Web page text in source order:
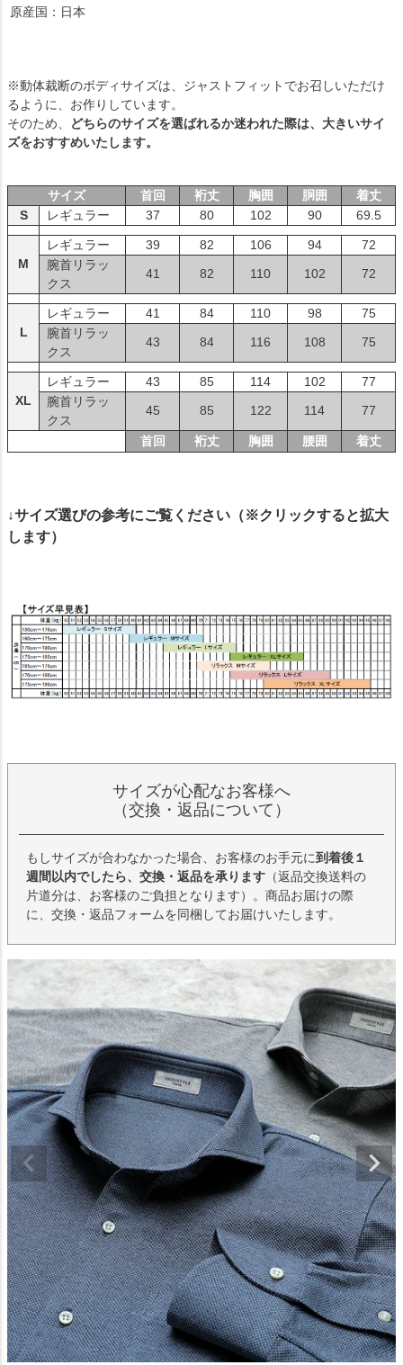
原産国：日本
※動体裁断のボディサイズは、ジャストフィットでお召しいただけ
るように、お作りしています。
そのため、
どちらのサイズを選ばれるか迷われた際は、大きいサイ
ズをおすすめいたします。
サイズ 首回 裄丈 胸囲 胴囲
着丈
S
レギュラー 37 80 102 90 69.5
M
レギュラー 39 82 106 94
72
腕首リラッ
クス
41 82 110 102 72
L
レギュラー 41 84 110 98
75
腕首リラッ
クス
43 84 116 108 75
XL
レギュラー 43 85 114 102
77
腕首リラッ
クス
45 85 122 114 77
首回 裄丈 胸囲 腰囲 着丈
↓サイズ選びの参考にご覧ください（※クリックすると拡大
します）
サイズが心配なお客様へ
（交換・返品について）
もしサイズが合わなかった場合、お客様のお手元に到着後１
週間以内でしたら、交換・返品を承ります （返品交換送料の
片道分は、お客様のご負担となります）。商品お届けの際
に、交換・返品フォームを同梱してお届けいたします。